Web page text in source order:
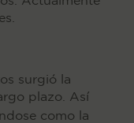
surgió la
plazo. Así
como la